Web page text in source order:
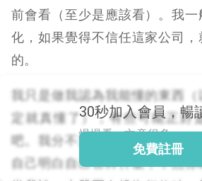
前會看（至少是應該看）。我
化，如果覺得不信任這家公司
的。
我只是做我認為我能懂的東西
定就真懂了），有些可能正好
吧。我分不清什麼是科技股。
自己明白自己在幹什麼，不然你
30秒加入會員，暢
慢慢看，文章很多
免費註冊
出國
吋上掀